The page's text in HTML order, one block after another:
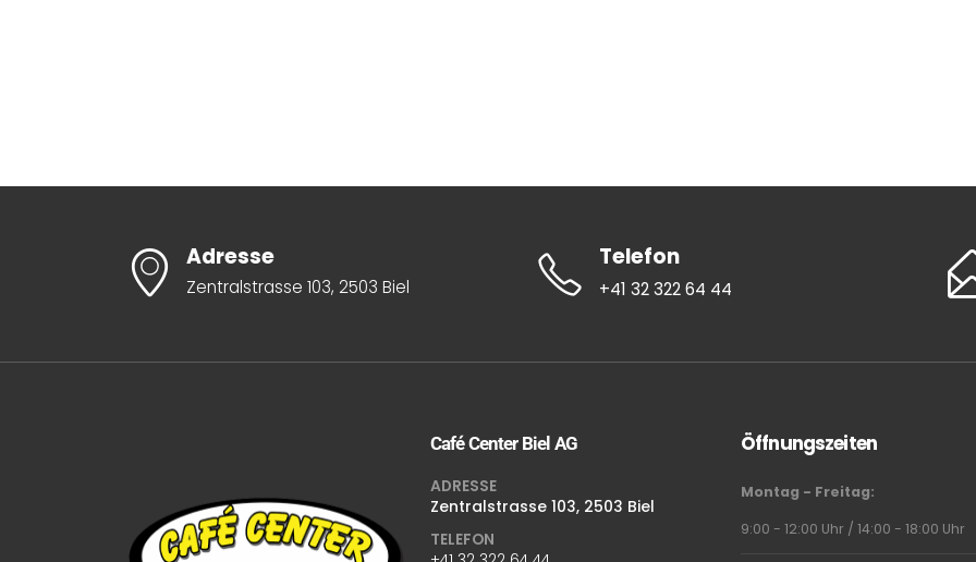
Adresse
Zentralstrasse 103, 2503 Biel
Telefon
+41 32 322 64 44
Café Center Biel AG
ADRESSE
Zentralstrasse 103, 2503 Biel
TELEFON
Öffnungszeiten
Montag - Freitag:
9:00 - 12:00 Uhr / 14:00 - 18:00 Uhr